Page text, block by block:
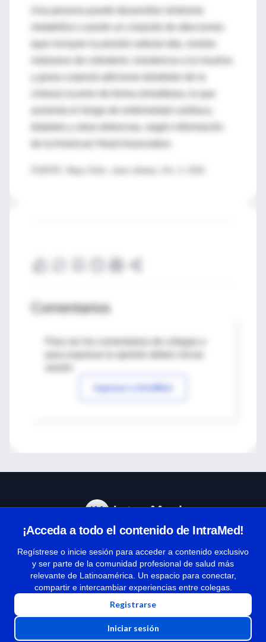
(que incluyen la presión arterial alta, niveles
aumenta el riesgo de enfermedad cardiaca,
diabetes y otras dolencias, según información
Comentarios
Para ver los comentarios de colegas o
Ingresar a IntraMed
¡Acceda a todo el contenido de IntraMed!
Regístrese o inicie sesión para acceder a contenido exclusivo
y ser parte de la comunidad profesional de salud más
relevante de Latinoamérica. Un espacio para conectar,
compartir e intercambiar experiencias entre colegas.
Registrarse
Iniciar sesión
Términos y condiciones
| Políticas de privacidad
| Todos los derechos reservados | Copyright 1997-2026